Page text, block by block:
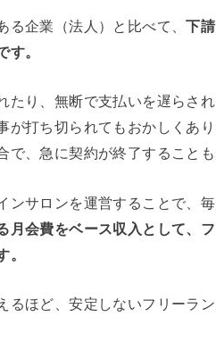
る企業（法人）と比べて、下
す。
たり、無断で支払いを遅らさ
が打ち切られてもおかしくあ
で、急に契約が終了することも
ンサロンを運営することで、
月会費をベース収入として、
。
るほど、安定しないフリーラ